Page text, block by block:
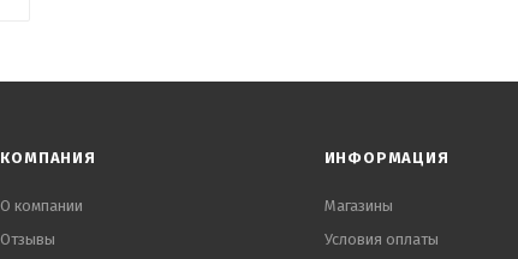
КОМПАНИЯ
О компании
Отзывы
ИНФОРМАЦИЯ
Магазины
Условия оплаты